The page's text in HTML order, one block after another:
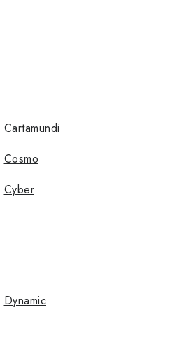
Cartamundi
Cosmo
Cyber
Dynamic